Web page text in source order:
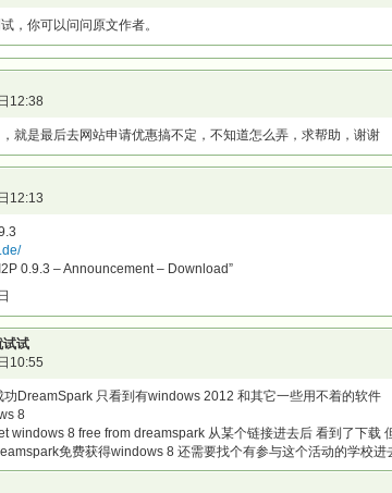
，你可以问问原文作者。
12:38
就是最后去网站申请优惠搞不定，不知道怎么弄，求帮助，谢谢
12:13
0.9.3 – Announcement – Download”
试试
10:55
功DreamSpark 只看到有windows 2012 和其它一些用不着的软件
8
windows 8 free from dreamspark 从某个链接进去后 看到了下载
免费获得windows 8 还需要找个有参与这个活动的学校进